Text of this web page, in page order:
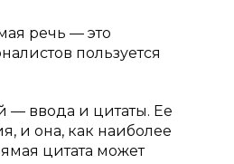
речь — это
пользуется
— ввода и цитаты. Ее
и она, как наиболее
цитата может